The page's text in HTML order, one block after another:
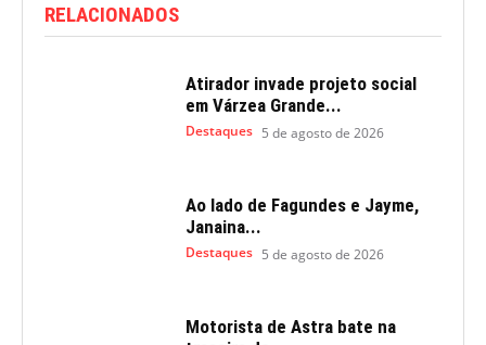
RELACIONADOS
Atirador invade projeto social
em Várzea Grande...
Destaques 5 de agosto de 2026
Ao lado de Fagundes e Jayme,
Janaina...
Destaques 5 de agosto de 2026
Motorista de Astra bate na